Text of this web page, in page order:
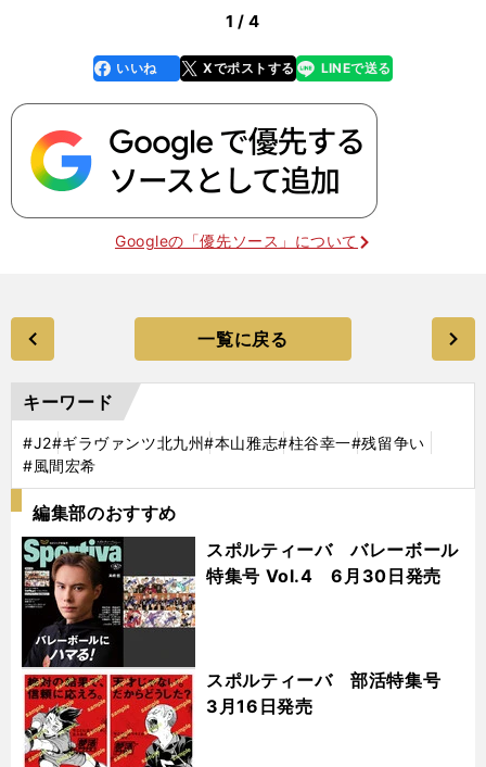
1 / 4
faceboo
k
いいね Xでポストする
line LINEで送る
Googleの「優先ソース」について
一覧に戻る
キーワード
#J2#ギラヴァンツ北九州#本山雅志#柱谷幸一#残留争い
#風間宏希
編集部のおすすめ
スポルティーバ バレーボール
特集号 Vol.4 6月30日発売
スポルティーバ 部活特集号
3月16日発売